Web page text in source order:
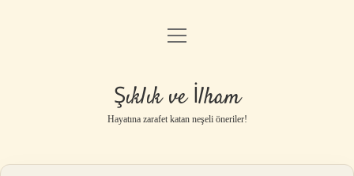
Anasayfa
Gizlilik Politikası
Yasal Uyarı
menüyü
Şıklık ve İlham
Hayatına zarafet katan neşeli öneriler!